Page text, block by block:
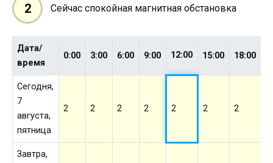
2 Сейчас спокойная магнитная обстановка
Дата/
время
0:00 3:00 6:00 9:00 12:00 15:00 18:00
Сегодня,
7
августа,
пятница
2 2 2 2 2 2 2
Завтра,